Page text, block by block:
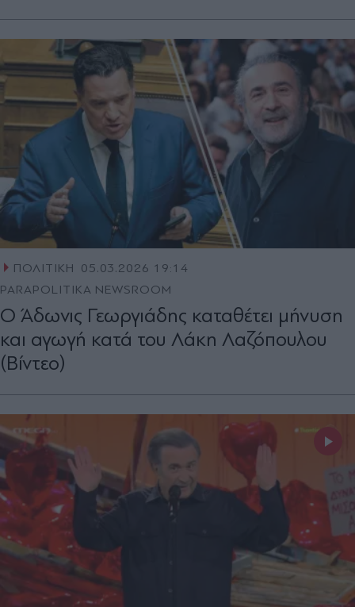
ΠΟΛΙΤΙΚΗ
05.03.2026 19:14
PARAPOLITIKA NEWSROOM
Ο Άδωνις Γεωργιάδης καταθέτει μήνυση
και αγωγή κατά του Λάκη Λαζόπουλου
(Βίντεο)